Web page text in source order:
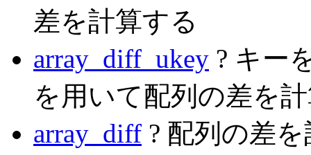
差を計算する
array_diff_ukey ? キー
を用いて配列の差を
array_diff ? 配列の差